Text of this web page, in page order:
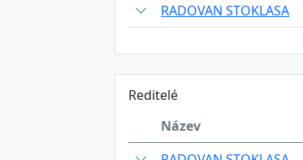
RADOVAN STOKLASA
Reditelé
Název